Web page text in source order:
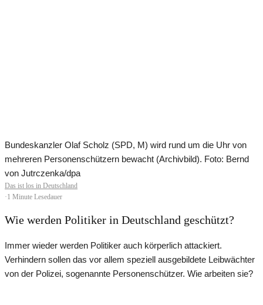
Bundeskanzler Olaf Scholz (SPD, M) wird rund um die Uhr von
mehreren Personenschützern bewacht (Archivbild). Foto: Bernd
von Jutrczenka/dpa
Das ist los in Deutschland
·1 Minute Lesedauer
Wie werden Politiker in Deutschland geschützt?
Immer wieder werden Politiker auch körperlich attackiert.
Verhindern sollen das vor allem speziell ausgebildete Leibwächter
von der Polizei, sogenannte Personenschützer. Wie arbeiten sie?